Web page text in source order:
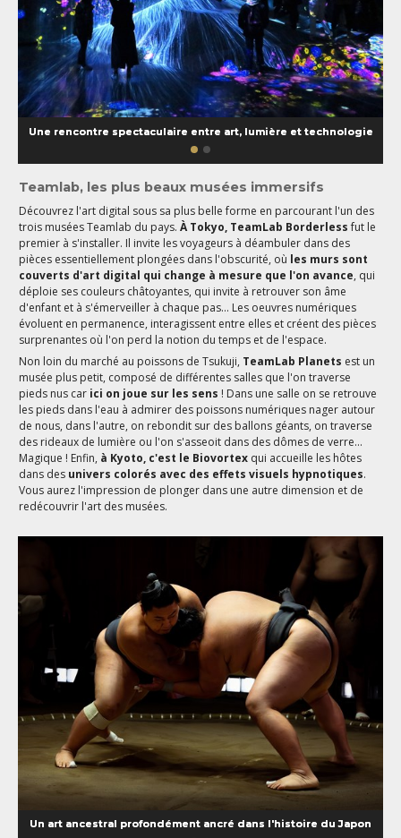
Une rencontre spectaculaire entre art, lumière et technologie
Teamlab, les plus beaux musées immersifs
Découvrez l'art digital sous sa plus belle forme en parcourant l'un des
trois musées Teamlab du pays.À Tokyo, TeamLab Borderlessfut le
premier à s'installer. Il invite les voyageurs à déambuler dans des
pièces essentiellement plongées dans l'obscurité, où les murs sont
couverts d'art digital qui change à mesure que l'on avance, qui
déploie ses couleurs châtoyantes, qui invite à retrouver son âme
d'enfant et à s'émerveiller à chaque pas... Les oeuvres numériques
évoluent en permanence, interagissent entre elles et créent des pièces
surprenantes où l'on perd la notion du temps et de l'espace.
Non loin du marché au poissons de Tsukuji, TeamLab Planets est un
musée plus petit, composé de différentes salles que l'on traverse
pieds nus car ici on joue sur les sens ! Dans une salle on se retrouve
les pieds dans l'eau à admirer des poissons numériques nager autour
de nous, dans l'autre, on rebondit sur des ballons géants, on traverse
des rideaux de lumière ou l'on s'asseoit dans des dômes de verre...
Magique ! Enfin, à Kyoto, c'est le Biovortex qui accueille les hôtes
dans des univers colorés avec des effets visuels hypnotiques.
Vous aurez l'impression de plonger dans une autre dimension et de
redécouvrir l'art des musées.
Un art ancestral profondément ancré dans l'histoire du Japon